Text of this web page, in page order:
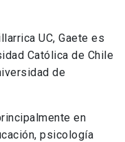
UC, Gaete es
Católica de Chile
de
en
psicología